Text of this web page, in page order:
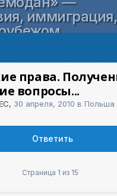
иммиграция,
права.
вопросы...
30 апреля, 2010 в Польша
Ответить
Страница 1 из 15